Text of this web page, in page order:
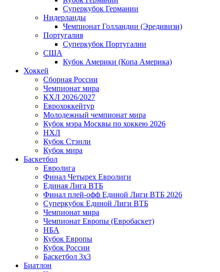
Суперкубок Германии
Нидерланды
Чемпионат Голландии (Эредивизи)
Португалия
Суперкубок Португалии
США
Кубок Америки (Копа Америка)
Хоккей
Сборная России
Чемпионат мира
КХЛ 2026/2027
Еврохоккейтур
Молодежный чемпионат мира
Кубок мэра Москвы по хоккею 2026
НХЛ
Кубок Стэнли
Кубок мира
Баскетбол
Евролига
Финал Четырех Евролиги
Единая Лига ВТБ
Финал плей-офф Единой Лиги ВТБ 2026
Суперкубок Единой Лиги ВТБ
Чемпионат мира
Чемпионат Европы (Евробаскет)
НБА
Кубок Европы
Кубок России
Баскетбол 3х3
Биатлон